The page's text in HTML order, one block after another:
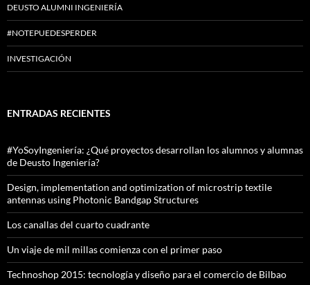
DEUSTO ALUMNI INGENIERÍA
#NOTEPUEDESPERDER
INVESTIGACIÓN
ENTRADAS RECIENTES
#YoSoyIngeniería: ¿Qué proyectos desarrollan los alumnos y alumnas
de Deusto Ingeniería?
Design, implementation and optimization of microstrip textile
antennas using Photonic Bandgap Structures
Los canallas del cuarto cuadrante
Un viaje de mil millas comienza con el primer paso
Technoshop 2015: tecnología y diseño para el comercio de Bilbao